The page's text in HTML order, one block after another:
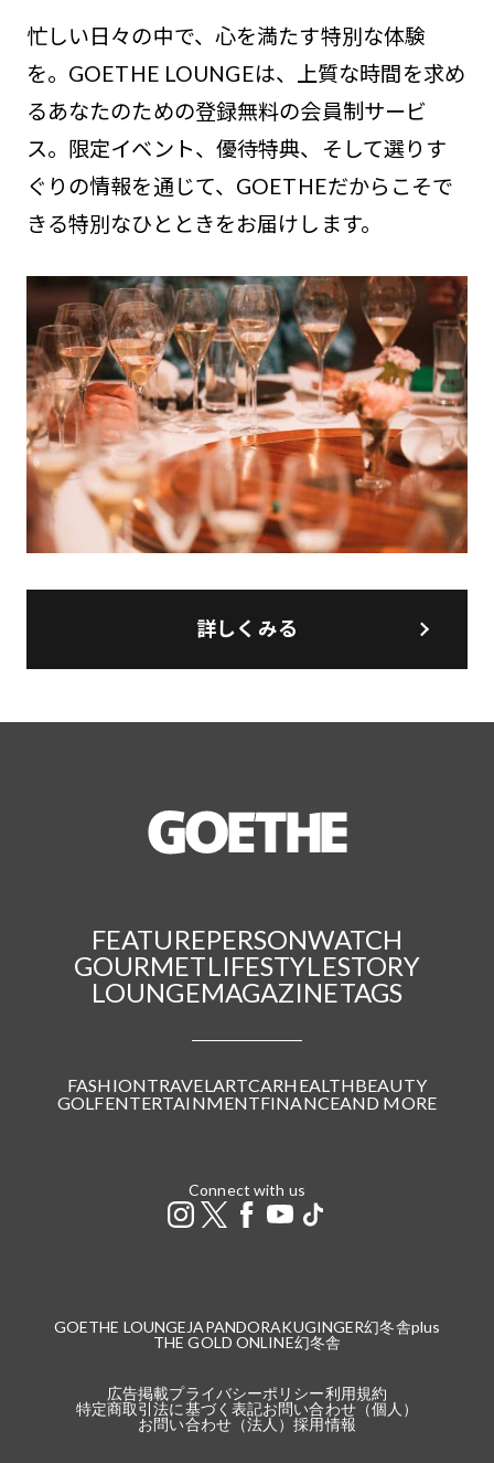
忙しい日々の中で、心を満たす特別な体験
を。GOETHE LOUNGEは、上質な時間を求め
るあなたのための登録無料の会員制サービ
ス。限定イベント、優待特典、そして選りす
ぐりの情報を通じて、GOETHEだからこそで
きる特別なひとときをお届けします。
詳しくみる
FEATUREPERSONWATCH
GOURMETLIFESTYLESTORY
LOUNGEMAGAZINETAGS
FASHIONTRAVELARTCARHEALTHBEAUTY
GOLFENTERTAINMENTFINANCEAND MORE
Connect with us
GOETHE LOUNGE JAPANDORAKUGINGER幻冬舎plus
THE GOLD ONLINE幻冬舎
広告掲載プライバシーポリシー利用規約
特定商取引法に基づく表記お問い合わせ（個人）
お問い合わせ（法人）採用情報